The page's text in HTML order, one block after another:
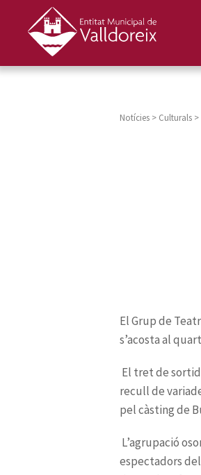
Notícies > Culturals >